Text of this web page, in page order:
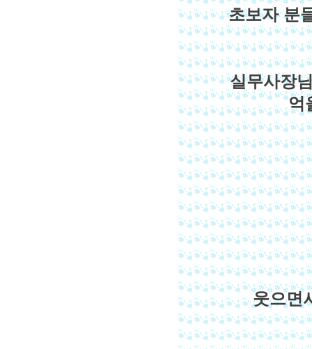
초보자 분
실무사장
억
웃으면